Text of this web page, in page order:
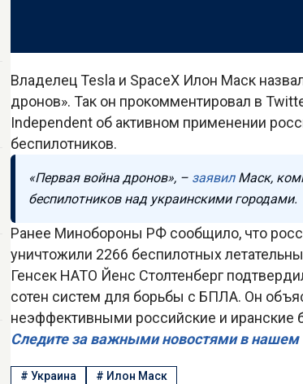
Владелец Tesla и SpaceX Илон Маск
дронов». Так он прокомментировал в
Independent об активном применении
беспилотников.
«Первая война дронов», – заявил Маск,
беспилотников над украинскими городами.
Ранее Минобороны РФ сообщило, что
уничтожили 2266 беспилотных
Генсек НАТО Йенс Столтенберг
сотен систем для борьбы с БПЛА. Он
неэффективными российские и иранские
Следите за важными новостями в нашем
# Украина # Илон Маск